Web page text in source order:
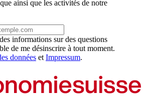
ainsi que les activités de notre
informations sur des questions
de me désinscrire à tout moment.
données et Impressum.